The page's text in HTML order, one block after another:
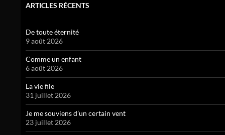
ARTICLES RÉCENTS
De toute éternité
9 août 2026
Comme un enfant
6 août 2026
La vie file
31 juillet 2026
Je me souviens d’un certain vent
23 juillet 2026